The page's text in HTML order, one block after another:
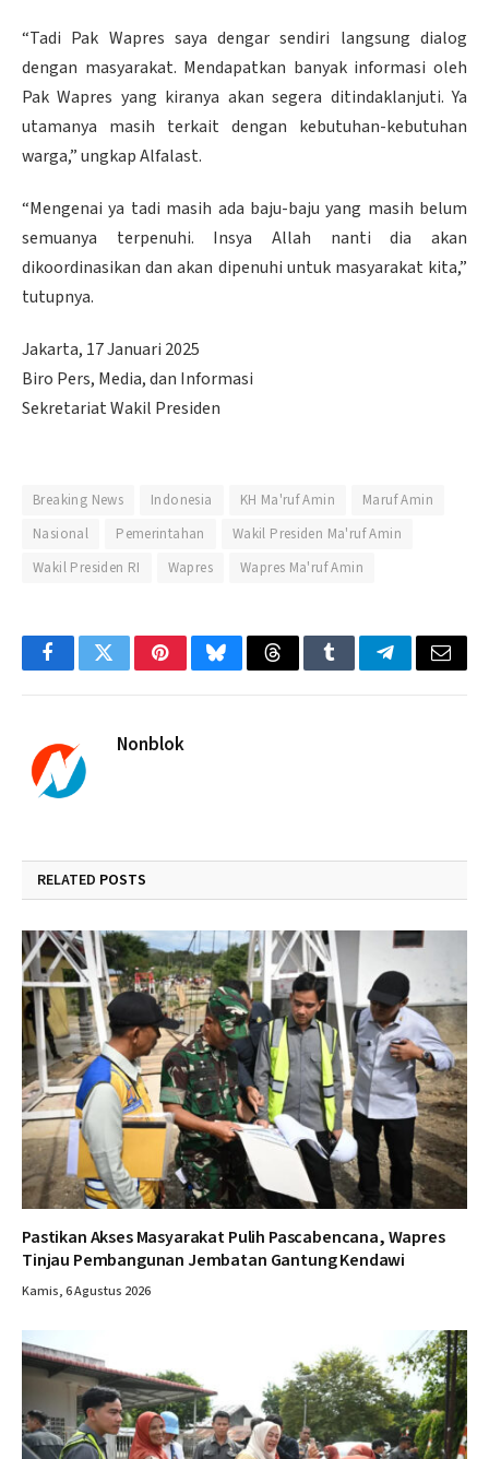
“Tadi Pak Wapres saya dengar sendiri langsung dialog
dengan masyarakat. Mendapatkan banyak informasi oleh
Pak Wapres yang kiranya akan segera ditindaklanjuti. Ya
utamanya masih terkait dengan kebutuhan-kebutuhan
warga,” ungkap Alfalast.
“Mengenai ya tadi masih ada baju-baju yang masih belum
semuanya terpenuhi. Insya Allah nanti dia akan
dikoordinasikan dan akan dipenuhi untuk masyarakat kita,”
tutupnya.
Jakarta, 17 Januari 2025
Biro Pers, Media, dan Informasi
Sekretariat Wakil Presiden
Breaking News Indonesia KH Ma'ruf Amin
Maruf Amin
Nasional
Pemerintahan
Wakil Presiden Ma'ruf Amin
Wakil Presiden RI
Wapres Wapres Ma'ruf Amin
FacebookTwitterPinterestBlueskyThreadsTumblrTelegramEmail
Nonblok
RELATED POSTS
Pastikan Akses Masyarakat Pulih Pascabencana, Wapres
Tinjau Pembangunan Jembatan Gantung Kendawi
Kamis, 6 Agustus 2026